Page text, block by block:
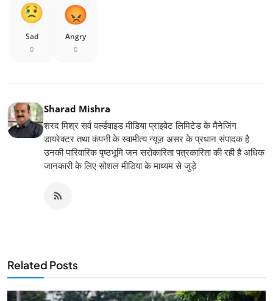
Sad
0
Angry
0
Sharad Mishra
शरद मिश्र सर्व वर्ल्डवाइड मीडिया प्राइवेट लिमिटेड के मैनेजिंग
डायरेक्टर तथा कंपनी के स्वामीत्य न्यूज़ असर के प्रधान संपादक है
उनकी पारिवारिक पृष्ठभूमि जन सरोकारिता पत्रकारिता की रही है अधिक
जानकारी के लिए सोशल मीडिया के माध्यम से जुड़े
Related Posts